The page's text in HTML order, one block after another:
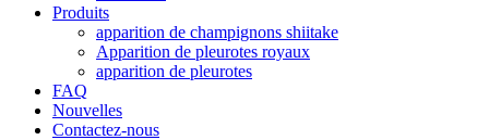
Produits
apparition de champignons shiitake
Apparition de pleurotes royaux
apparition de pleurotes
FAQ
Nouvelles
Contactez-nous